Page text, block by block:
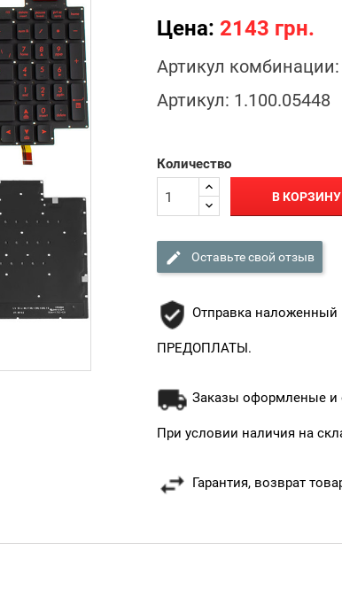
Цена: 2143 грн.
Артикул комбинации:
Артикул: 1.100.05448
Количество
В КОРЗИНУ
Оставьте свой отзыв
Отправка наложенный
ПРЕДОПЛАТЫ.
Заказы оформленые и
При условии наличия на
Гарантия, возврат